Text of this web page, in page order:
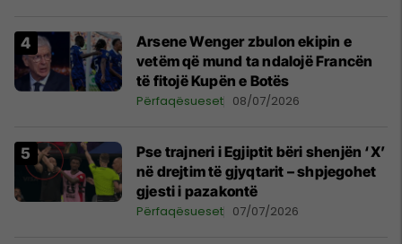
Arsene Wenger zbulon ekipin e
vetëm që mund ta ndalojë Francën
të fitojë Kupën e Botës
Përfaqësueset 08/07/2026
Pse trajneri i Egjiptit bëri shenjën ‘X’
në drejtim të gjyqtarit – shpjegohet
gjesti i pazakontë
Përfaqësueset 07/07/2026